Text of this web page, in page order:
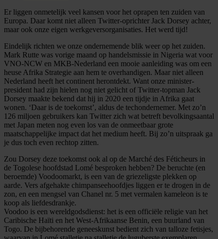
Er liggen onmetelijk veel kansen voor het oprapen ten zuiden van
Europa. Daar komt niet alleen Twitter-oprichter Jack Dorsey achter,
maar ook onze eigen werkgeversorganisaties. Het werd tijd!
Eindelijk richten we onze ondernemende blik weer op het zuiden.
Mark Rutte was vorige maand op handelsmissie in Nigeria wat voor
VNO-NCW en MKB-Nederland een mooie aanleiding was om een
heuse Afrika Strategie aan hem te overhandigen. Maar niet alleen
Nederland heeft het continent herontdekt. Want onze minister-
president had zijn hielen nog niet gelicht of Twitter-topman Jack
Dorsey maakte bekend dat hij in 2020 een tijdje in Afrika gaat
wonen. ‘Daar is de toekomst’, aldus de techondernemer. Met zo’n
126 miljoen gebruikers kan Twitter zich wat betreft bevolkingsaantal
met Japan meten nog even los van de onmeetbaar grote
maatschappelijke impact dat het medium heeft. Bij zo’n uitspraak ga
je dus toch even rechtop zitten.
Zou Dorsey deze toekomst ook al op de Marché des Féticheurs in
de Togolese hoofdstad Lomé besproken hebben? De beruchte (en
beroemde) Voodoomarkt, is een van de griezeligste plekken op
aarde. Vers afgehakte chimpanseehoofdjes liggen er te drogen in de
zon, en een mengsel van Chanel nr. 5 met vermalen kameleon is te
koop als liefdesdrankje.
Voodoo is een wereldgodsdienst: het is een officiële religie van het
Caribische Haïti en het West-Afrikaanse Benin, een buurland van
Togo. De bijbehorende geneeskunst bedient zich van talloze fetisjes,